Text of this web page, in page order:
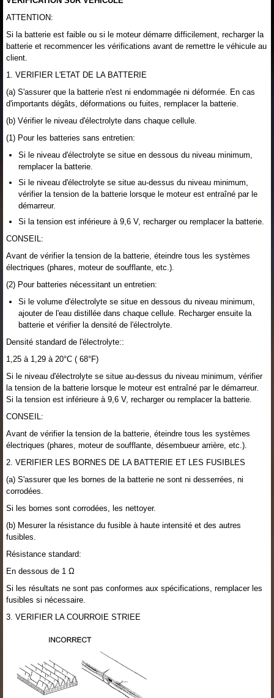
ATTENTION:
Si la batterie est faible ou si le moteur démarre difficilement, recharger la
batterie et recommencer les vérifications avant de remettre le véhicule au
client.
1. VERIFIER L'ETAT DE LA BATTERIE
(a) S'assurer que la batterie n'est ni endommagée ni déformée. En cas
d'importants dégâts, déformations ou fuites, remplacer la batterie.
(b) Vérifier le niveau d'électrolyte dans chaque cellule.
(1) Pour les batteries sans entretien:
Si le niveau d'électrolyte se situe en dessous du niveau minimum,
remplacer la batterie.
Si le niveau d'électrolyte se situe au-dessus du niveau minimum,
vérifier la tension de la batterie lorsque le moteur est entraîné par le
démarreur.
Si la tension est inférieure à 9,6 V, recharger ou remplacer la batterie.
CONSEIL:
Avant de vérifier la tension de la batterie, éteindre tous les systèmes
électriques (phares, moteur de soufflante, etc.).
(2) Pour batteries nécessitant un entretien:
Si le volume d'électrolyte se situe en dessous du niveau minimum,
ajouter de l'eau distillée dans chaque cellule. Recharger ensuite la
batterie et vérifier la densité de l'électrolyte.
Densité standard de l'électrolyte::
1,25 à 1,29 à 20°C ( 68°F)
Si le niveau d'électrolyte se situe au-dessus du niveau minimum, vérifier
la tension de la batterie lorsque le moteur est entraîné par le démarreur.
Si la tension est inférieure à 9,6 V, recharger ou remplacer la batterie.
CONSEIL:
Avant de vérifier la tension de la batterie, éteindre tous les systèmes
électriques (phares, moteur de soufflante, désembueur arrière, etc.).
2. VERIFIER LES BORNES DE LA BATTERIE ET LES FUSIBLES
(a) S'assurer que les bornes de la batterie ne sont ni desserrées, ni
corrodées.
Si les bornes sont corrodées, les nettoyer.
(b) Mesurer la résistance du fusible à haute intensité et des autres
fusibles.
Résistance standard:
En dessous de 1 Ω
Si les résultats ne sont pas conformes aux spécifications, remplacer les
fusibles si nécessaire.
3. VERIFIER LA COURROIE STRIEE